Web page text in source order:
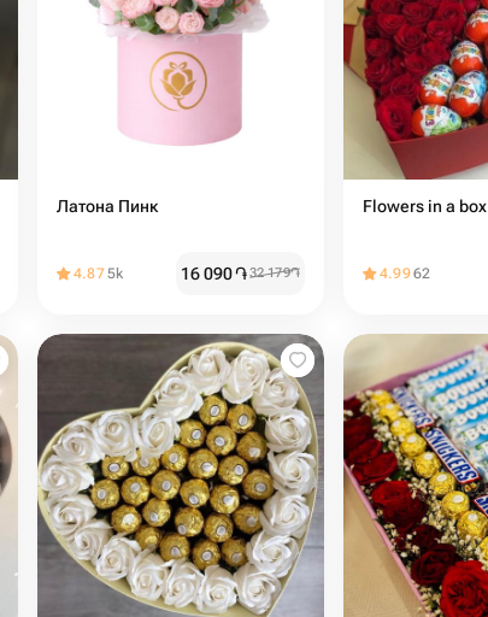
Латона Пинк
4.875k 16 090֏32 179֏
Flowers in a box
4.9962